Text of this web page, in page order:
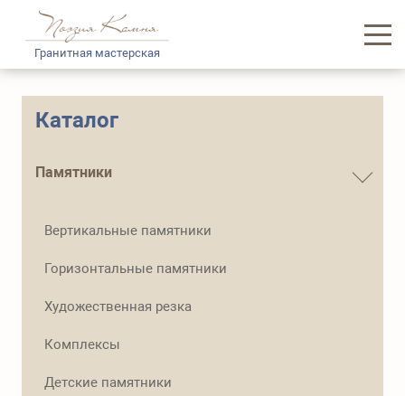
Гранитная мастерская
Доставка и логистика
Каталог
Памятники
Вертикальные памятники
Горизонтальные памятники
Художественная резка
Комплексы
Детские памятники